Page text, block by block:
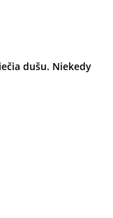
dušu. Niekedy